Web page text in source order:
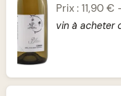
Prix :11,90 €
vin à acheter